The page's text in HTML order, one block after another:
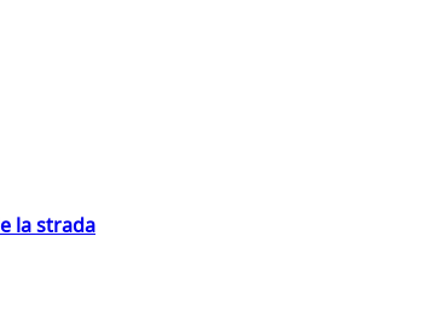
la strada